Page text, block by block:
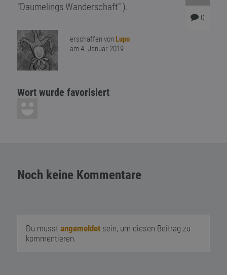
"Daumelings Wanderschaft" ).
0
erschaffen von Lupo
am 4. Januar 2019
Wort wurde favorisiert
Noch keine Kommentare
Du musst angemeldetsein, um diesen Beitrag zu
kommentieren.